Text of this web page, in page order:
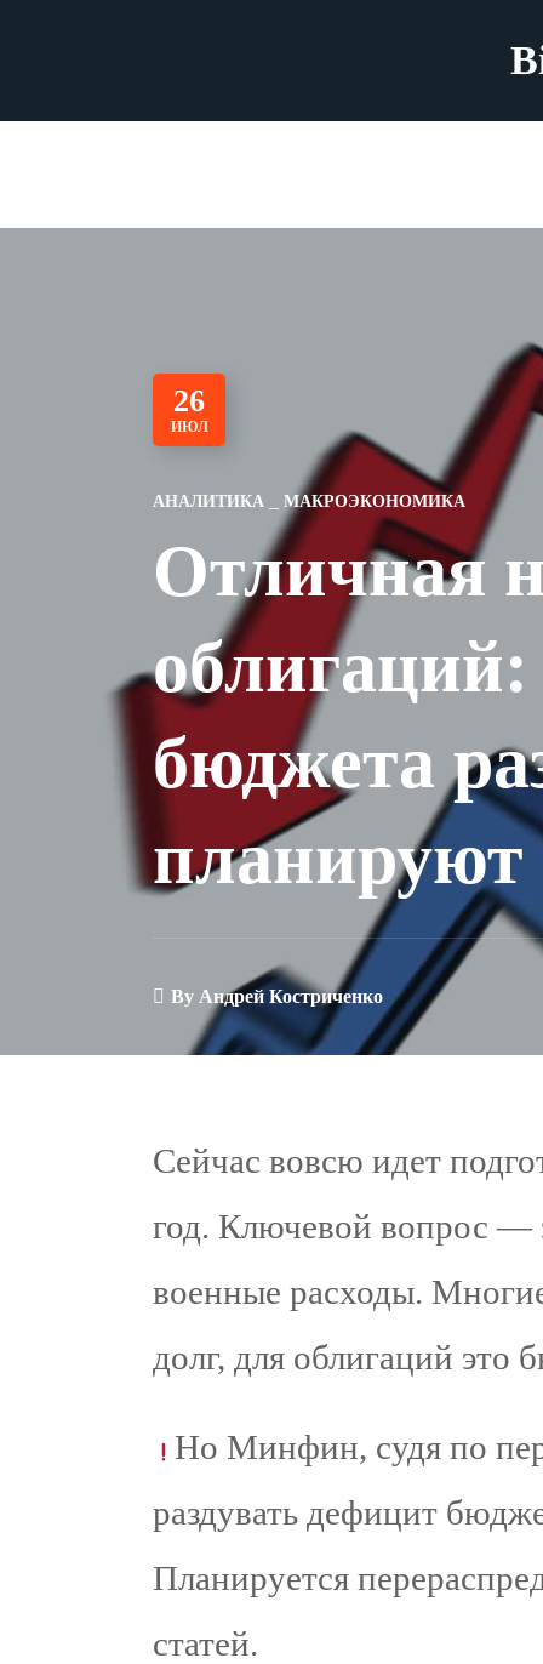
26
ИЮЛ
АНАЛИТИКА МАКРОЭКОНОМИКА
Отличная
бюджета
планируют
By Андрей Костриченко
Сейчас вовсю идет
год. Ключевой вопрос —
военные расходы.
долг, для облигаций это
Но Минфин, судя по
раздувать дефицит
Планируется
статей.